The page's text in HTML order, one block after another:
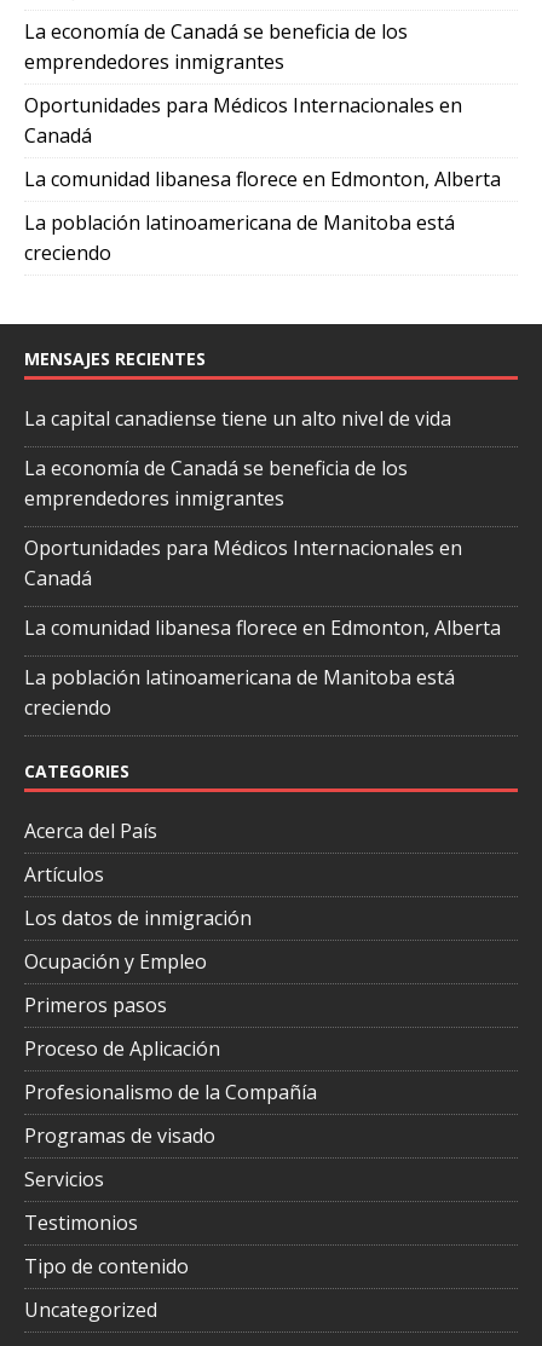
La economía de Canadá se beneficia de los
emprendedores inmigrantes
Oportunidades para Médicos Internacionales en
Canadá
La comunidad libanesa florece en Edmonton, Alberta
La población latinoamericana de Manitoba está
creciendo
MENSAJES RECIENTES
La capital canadiense tiene un alto nivel de vida
La economía de Canadá se beneficia de los
emprendedores inmigrantes
Oportunidades para Médicos Internacionales en
Canadá
La comunidad libanesa florece en Edmonton, Alberta
La población latinoamericana de Manitoba está
creciendo
CATEGORIES
Acerca del País
Artículos
Los datos de inmigración
Ocupación y Empleo
Primeros pasos
Proceso de Aplicación
Profesionalismo de la Compañía
Programas de visado
Servicios
Testimonios
Tipo de contenido
Uncategorized